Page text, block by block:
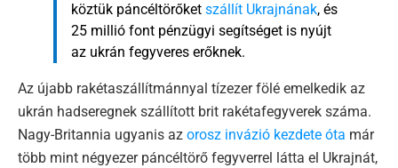
köztük páncéltörőket szállít Ukrajnának, és
25 millió font pénzügyi segítséget is nyújt
az ukrán fegyveres erőknek.
Az újabb rakétaszállítmánnyal tízezer fölé emelkedik az
ukrán hadseregnek szállított brit rakétafegyverek száma.
Nagy-Britannia ugyanis az orosz invázió kezdete óta már
több mint négyezer páncéltörő fegyverrel látta el Ukrajnát,